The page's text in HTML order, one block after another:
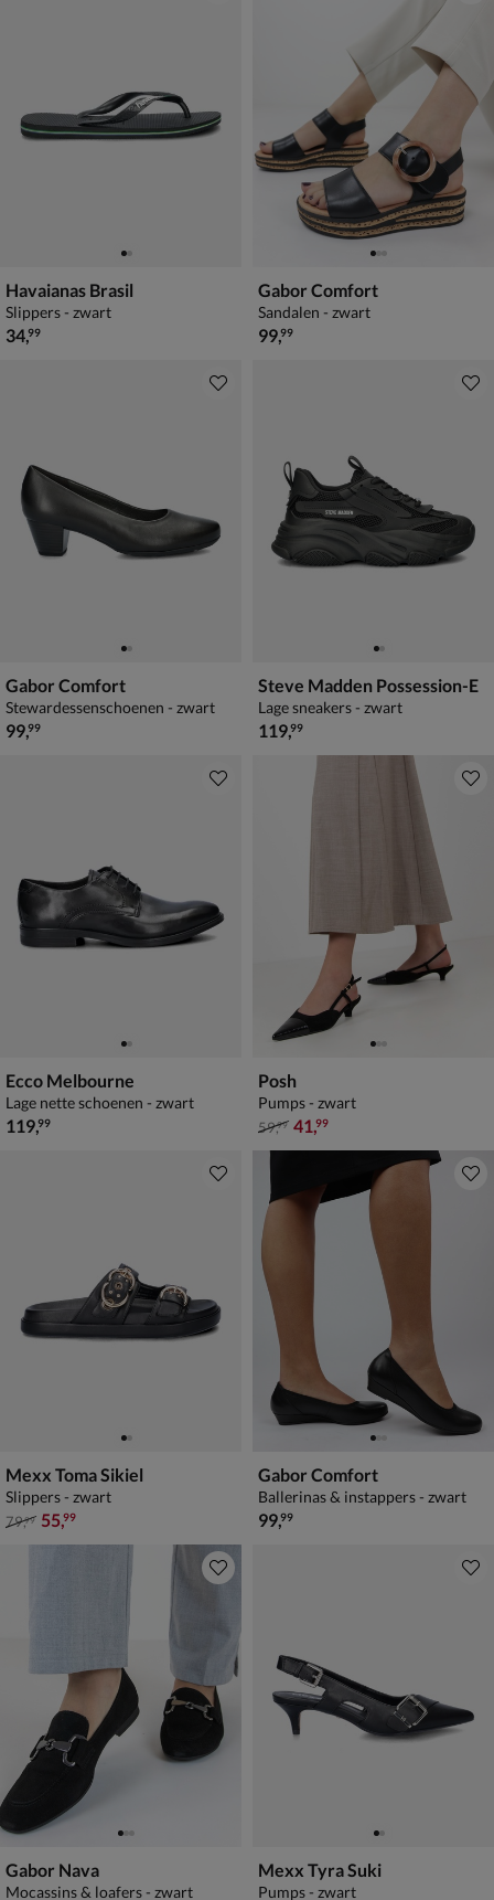
Havaianas Brasil
Slippers - zwart
€ 34,99
34,99
Gabor Comfort
Sandalen - zwart
€ 99,99
99,99
Gabor Comfort
Stewardessenschoenen - zwart
€ 99,99
99,99
Steve Madden Possession-E
Lage sneakers - zwart
€ 119,99
119,99
Ecco Melbourne
Lage nette schoenen - zwart
€ 119,99
119,99
Posh
Pumps - zwart
van € 59,99 voor € 41,99
59,99 41,99
Mexx Toma Sikiel
Slippers - zwart
van € 79,99 voor € 55,99
79,99 55,99
Gabor Comfort
Ballerinas & instappers - zwart
€ 99,99
99,99
Gabor Nava
Mocassins & loafers - zwart
Mexx Tyra Suki
Pumps - zwart